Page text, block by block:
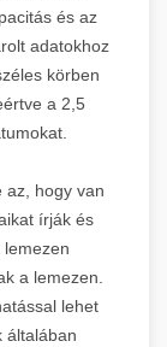
és az
adatokhoz
körben
a 2,5
az, hogy van
írják és
a lemezen.
lehet
általában